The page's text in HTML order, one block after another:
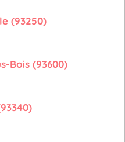
(93250)
Bois (93600)